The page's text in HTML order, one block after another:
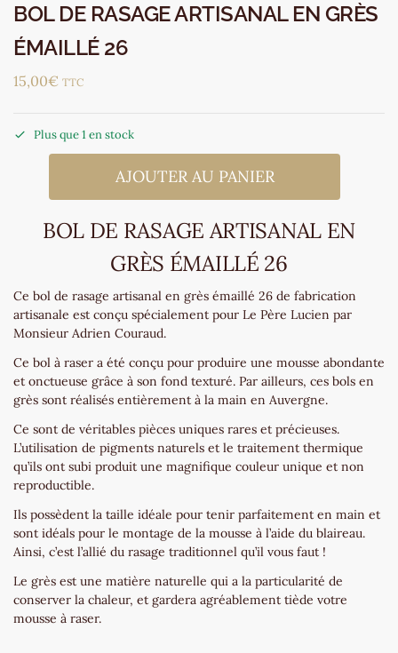
BOL DE RASAGE ARTISANAL EN GRÈS
ÉMAILLÉ 26
15,00€ TTC
Plus que 1 en stock
AJOUTER AU PANIER
BOL DE RASAGE ARTISANAL EN
GRÈS ÉMAILLÉ 26
Ce bol de rasage artisanal en grès émaillé 26 de fabrication
artisanale est conçu spécialement pour Le Père Lucien par
Monsieur Adrien Couraud.
Ce bol à raser a été conçu pour produire une mousse abondante
et onctueuse grâce à son fond texturé. Par ailleurs, ces bols en
grès sont réalisés entièrement à la main en Auvergne.
Ce sont de véritables pièces uniques rares et précieuses.
L’utilisation de pigments naturels et le traitement thermique
qu’ils ont subi produit une magnifique couleur unique et non
reproductible.
Ils possèdent la taille idéale pour tenir parfaitement en main et
sont idéals pour le montage de la mousse à l’aide du blaireau.
Ainsi, c’est l’allié du rasage traditionnel qu’il vous faut !
Le grès est une matière naturelle qui a la particularité de
conserver la chaleur, et gardera agréablement tiède votre
mousse à raser.